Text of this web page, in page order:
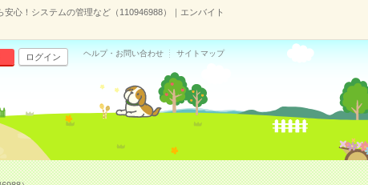
心！システムの管理など（110946988）｜エンバイト
ログイン ヘルプ・お問い合わせ サイトマップ